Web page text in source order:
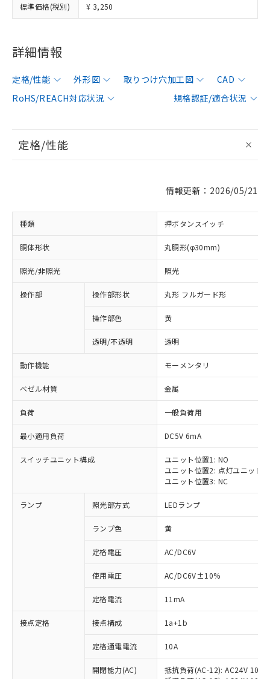
標準価格(税別) ¥ 3,250
詳細情報
定格/性能 外形図 取りつけ穴加工図
CAD
RoHS/REACH対応状況
規格認証/適合状況
定格/性能
情報更新：2026/05/21
種類 押ボタンスイッチ
胴体形状 丸胴形(φ30mm)
照光/非照光 照光
操作部 操作部形状 丸形 フルガード形
操作部色 黄
透明/不透明 透明
動作機能 モーメンタリ
ベゼル材質 金属
負荷 一般負荷用
最小適用負荷 DC5V 6mA
スイッチユニット構成
ユニット位置1: NO
ユニット位置2: 点灯ユニット
ユニット位置3: NC
ランプ 照光部方式 LEDランプ
ランプ色 黄
定格電圧 AC/DC6V
使用電圧 AC/DC6V±10%
定格電流 11mA
接点定格 接点構成 1a+1b
定格通電電流 10A
開閉能力(AC)
抵抗負荷(AC-12): AC24V 10A/
ご利用条件
以下の条件をお読みいただき、同意のうえ
対応済み：EU RoHS指令（10物質）の
非含有に対応した製品が提供可能な商品で
対応予定：EU RoHS指令（10物質）の非含
有に対応した製品に切り替える予定のある
商品です。
非含有に非対応の商品で、対応品を出す予
定はありません。